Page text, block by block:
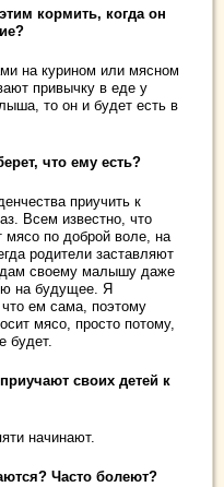
кормить, когда он
на курином или мясном
привычку в еде у
то он и будет есть в
что ему есть?
приучить к
Всем известно, что
мясо по доброй воле, на
родители заставляют
дам своему малышу даже
на будущее. Я
ем сама, поэтому
мясо, просто потому,
будет.
своих детей к
начинают.
Часто болеют?